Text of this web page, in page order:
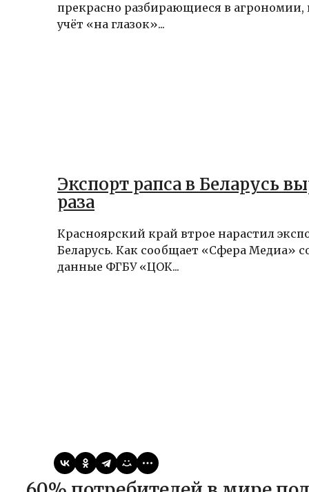
прекрасно разбирающиеся в агрономии,
учёт «на глазок»...
Экспорт рапса в Беларусь
раза
Красноярский край втрое нарастил
Беларусь. Как сообщает «Сфера Медиа»
данные ФГБУ «ЦОК...